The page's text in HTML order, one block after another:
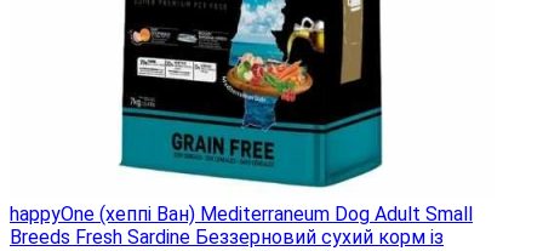
happyOne (хеппі Ван) Mediterraneum Dog Adult Small
Breeds Fresh Sardine Беззерновий сухий корм із